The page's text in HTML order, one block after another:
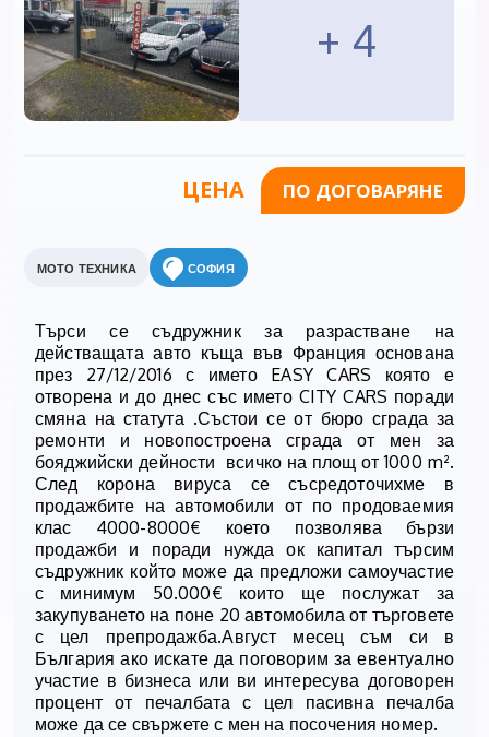
+ 4
ЦЕНА ПО ДОГОВАРЯНЕ
МОТО ТЕХНИКА СОФИЯ
Търси се съдружник за разрастване на
действащата авто къща във Франция основана
през 27/12/2016 с името EASY CARS която е
отворена и до днес със името CITY CARS поради
смяна на статута .Състои се от бюро сграда за
ремонти и новопостроена сграда от мен за
бояджийски дейности всичко на площ от 1000 m².
След корона вируса се съсредоточихме в
продажбите на автомобили от по продоваемия
клас 4000-8000€ което позволява бързи
продажби и поради нужда ок капитал търсим
съдружник който може да предложи самоучастие
с минимум 50.000€ които ще послужат за
закупуването на поне 20 автомобила от търговете
с цел препродажба.Август месец съм си в
България ако искате да поговорим за евентуално
участие в бизнеса или ви интересува договорен
процент от печалбата с цел пасивна печалба
може да се свържете с мен на посочения номер.